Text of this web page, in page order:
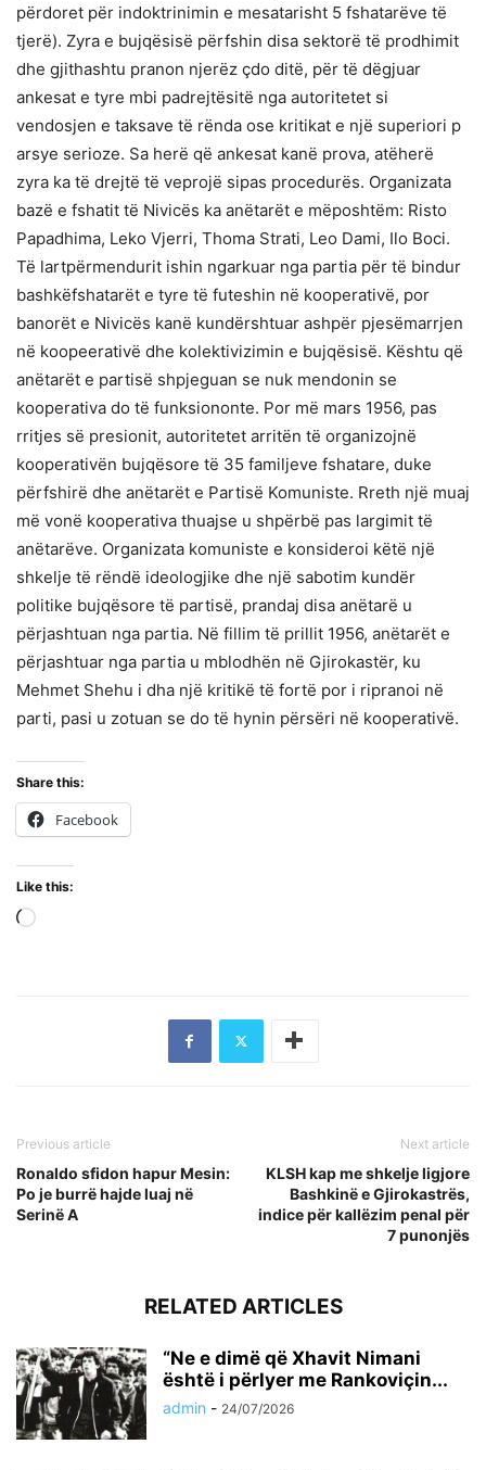
përdoret për indoktrinimin e mesatarisht 5 fshatarëve të
tjerë). Zyra e bujqësisë përfshin disa sektorë të prodhimit
dhe gjithashtu pranon njerëz çdo ditë, për të dëgjuar
ankesat e tyre mbi padrejtësitë nga autoritetet si
vendosjen e taksave të rënda ose kritikat e një superiori p
arsye serioze. Sa herë që ankesat kanë prova, atëherë
zyra ka të drejtë të veprojë sipas procedurës. Organizata
bazë e fshatit të Nivicës ka anëtarët e mëposhtëm: Risto
Papadhima, Leko Vjerri, Thoma Strati, Leo Dami, Ilo Boci.
Të lartpërmendurit ishin ngarkuar nga partia për të bindur
bashkëfshatarët e tyre të futeshin në kooperativë, por
banorët e Nivicës kanë kundërshtuar ashpër pjesëmarrjen
në koopeerativë dhe kolektivizimin e bujqësisë. Kështu që
anëtarët e partisë shpjeguan se nuk mendonin se
kooperativa do të funksiononte. Por më mars 1956, pas
rritjes së presionit, autoritetet arritën të organizojnë
kooperativën bujqësore të 35 familjeve fshatare, duke
përfshirë dhe anëtarët e Partisë Komuniste. Rreth një muaj
më vonë kooperativa thuajse u shpërbë pas largimit të
anëtarëve. Organizata komuniste e konsideroi këtë një
shkelje të rëndë ideologjike dhe një sabotim kundër
politike bujqësore të partisë, prandaj disa anëtarë u
përjashtuan nga partia. Në fillim të prillit 1956, anëtarët e
përjashtuar nga partia u mblodhën në Gjirokastër, ku
Mehmet Shehu i dha një kritikë të fortë por i ripranoi në
parti, pasi u zotuan se do të hynin përsëri në kooperativë.
Share this:
Facebook
Like this:
Previous article
Ronaldo sfidon hapur Mesin:
Po je burrë hajde luaj në
Serinë A
Next article
KLSH kap me shkelje ligjore
Bashkinë e Gjirokastrës,
indice për kallëzim penal për
7 punonjës
RELATED ARTICLES
“Ne e dimë që Xhavit Nimani
është i përlyer me Rankoviçin...
admin - 24/07/2026